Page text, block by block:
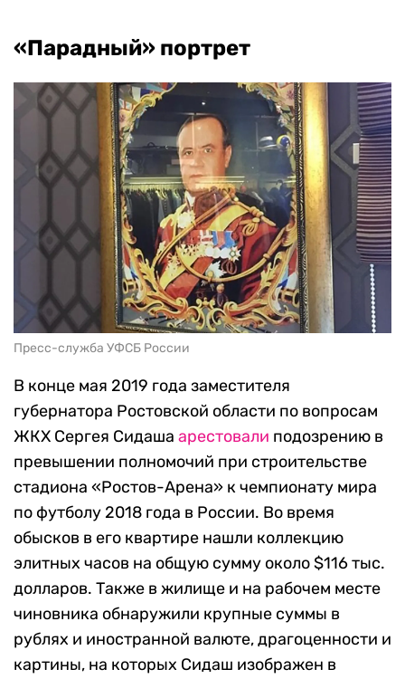
«Парадный» портрет
Пресс-служба УФСБ России
В конце мая 2019 года заместителя
губернатора Ростовской области по вопросам
ЖКХ Сергея Сидаша арестовали подозрению в
превышении полномочий при строительстве
стадиона «Ростов-Арена» к чемпионату мира
по футболу 2018 года в России. Во время
обысков в его квартире нашли коллекцию
элитных часов на общую сумму около $116 тыс.
долларов. Также в жилище и на рабочем месте
чиновника обнаружили крупные суммы в
рублях и иностранной валюте, драгоценности и
картины, на которых Сидаш изображен в